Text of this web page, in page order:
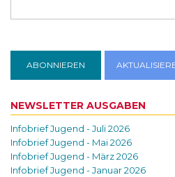
NEWSLETTER AUSGABEN
Infobrief Jugend - Juli 2026
Infobrief Jugend - Mai 2026
Infobrief Jugend - März 2026
Infobrief Jugend - Januar 2026